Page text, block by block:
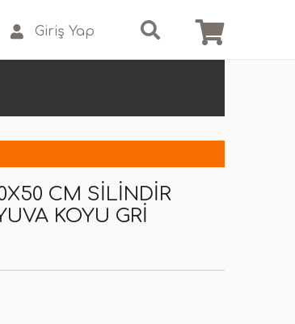
Giriş Yap
CM SILINDIR
KOYU GRI